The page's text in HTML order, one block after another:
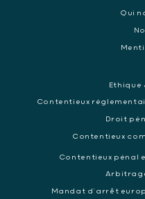
Qui
Ethique
Contentieux
Droit
Contentieux
Contentieux pénal
Mandat d’arrêt